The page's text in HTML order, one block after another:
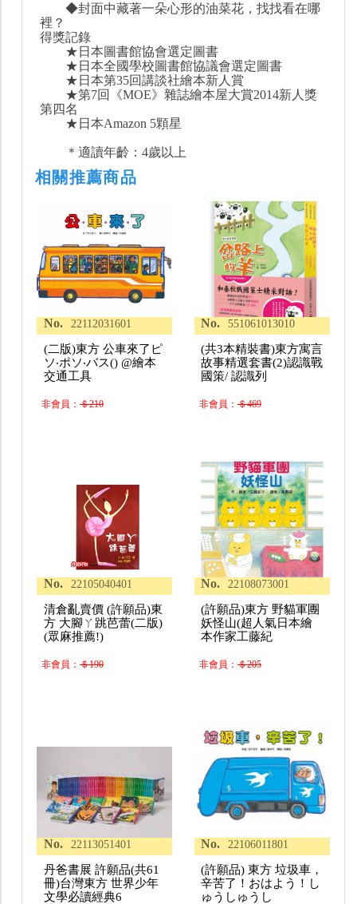
◆封面中藏著一朵心形的油菜花，找找看在哪
裡？
得獎記錄
★日本圖書館協會選定圖書
★日本全國學校圖書館協議會選定圖書
★日本第35回講談社繪本新人賞
★第7回《MOE》雜誌繪本屋大賞2014新人獎
第四名
★日本Amazon 5顆星
＊適讀年齡：4歲以上
相關推薦商品
No. 22112031601
(二版)東方 公車來了ピ
ソ‧ポソ‧バス() @繪本
交通工具
非會員：＄210
No. 551061013010
(共3本精裝書)東方寓言
故事精選套書(2)認識戰
國策/ 認識列
非會員：＄469
No. 22105040401
清倉亂賣價 (許願品)東
方 大腳ㄚ跳芭蕾(二版)
(眾麻推薦!)
非會員：＄190
No. 22108073001
(許願品)東方 野貓軍團
妖怪山(超人氣日本繪
本作家工藤紀
非會員：＄205
No. 22113051401
丹爸書展 許願品(共61
冊)台灣東方 世界少年
文學必讀經典6
No. 22106011801
(許願品) 東方 垃圾車，
辛苦了！おはよう！し
ゅうしゅうし